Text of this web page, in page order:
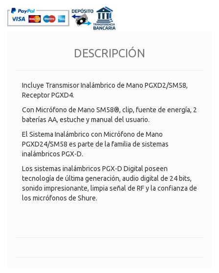
DESCRIPCIÓN
Incluye Transmisor Inalámbrico de Mano PGXD2/SM58,
Receptor PGXD4.
Con Micrófono de Mano SM58®, clip, fuente de energía, 2
baterías AA, estuche y manual del usuario.
El Sistema Inalámbrico con Micrófono de Mano
PGXD24/SM58 es parte de la familia de sistemas
inalámbricos PGX-D.
Los sistemas inalámbricos PGX-D Digital poseen
tecnología de última generación, audio digital de 24 bits,
sonido impresionante, limpia señal de RF y la confianza de
los micrófonos de Shure.